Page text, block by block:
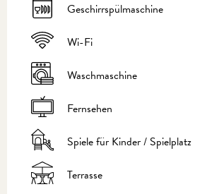
Geschirrspülmaschine
Wi-Fi
Waschmaschine
Fernsehen
Spiele für Kinder / Spielplatz
Terrasse